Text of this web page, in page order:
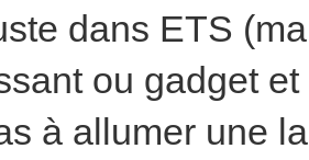
dans ETS
ou gadget
à allumer une